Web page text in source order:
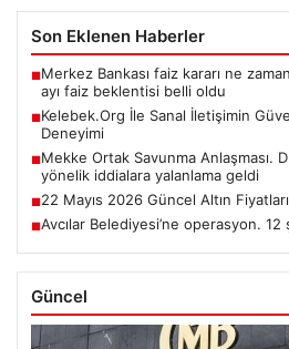
Son Eklenen Haberler
■Merkez Bankası faiz kararı ne
ayı faiz beklentisi belli oldu
■Kelebek.Org İle Sanal İletişimin
Deneyimi
■Mekke Ortak Savunma Anlaşması.
yönelik iddialara yalanlama geldi
■22 Mayıs 2026 Güncel Altın
■Avcılar Belediyesi’ne operasyon. 12
Güncel